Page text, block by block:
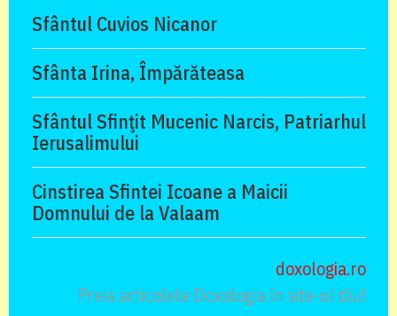
Sfântul Cuvios Nicanor
Sfânta Irina, Împărăteasa
Sfântul Sfinţit Mucenic Narcis, Patriarhul
Ierusalimului
Cinstirea Sfintei Icoane a Maicii
Domnului de la Valaam
doxologia.ro
Preia articolele Doxologia în site-ul tău!